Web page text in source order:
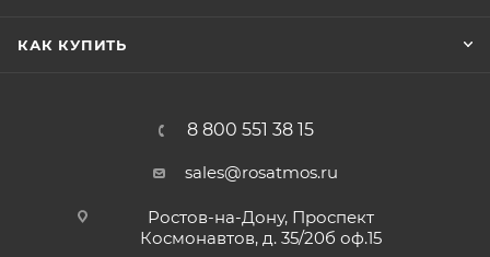
КАК КУПИТЬ
8 800 551 38 15
sales@rosatmos.ru
Ростов-на-Дону, Проспект
Космонавтов, д. 35/20б оф.15